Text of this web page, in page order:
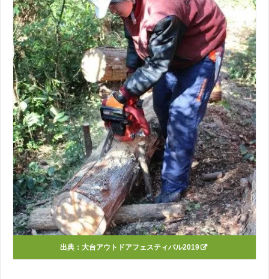
出典： 大台アウトドアフェスティバル2019